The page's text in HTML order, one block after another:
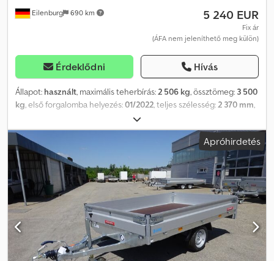
Eilenburg 690 km 5 240 EUR
Fix ár
(ÁFA nem jeleníthető meg külön)
Érdeklődni Hívás
Állapot: használt, maximális teherbírás:2 506 kg, össztömeg: 3 500
kg, első forgalomba helyezés:01/2022, teljes szélesség:2 370 mm,
, A tévedések és az előzetes
értékesítés jogát fenntartjuk! Belső szám: A69. A jármű nincs
felkészítve! Országos kiszállítás felár ellenében lehetséges. A
tévedések és az előzetes értékesítés jogát fenntartjuk. Szívesen
beszámítjuk járművét. Finanszírozás / lízing akár önerő nélkül is
lehetséges! További kérdése van? Szívesen adunk tanácsot!
Crjdpfxey Aikdj Akaof
Apróhirdetés